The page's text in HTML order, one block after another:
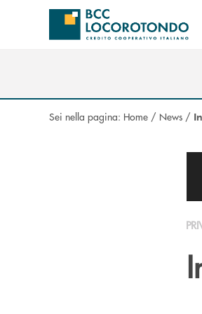
Salta al contenuto principale
Sei nella pagina: Home / News /